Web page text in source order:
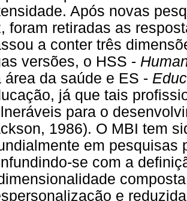
Após novas
foram retiradas as
a conter três
versões, o HSS -
área da saúde e ES -
já que tais
para o
1986). O MBI tem
em pesquisas
se com a
e